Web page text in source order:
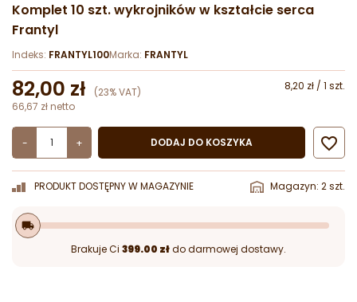
Komplet 10 szt. wykrojników w kształcie serca
Frantyl
Indeks: FRANTYL100Marka: FRANTYL
82,00 zł (23% VAT)
8,20 zł / 1 szt.
66,67 zł netto
- + DODAJ DO KOSZYKA 
PRODUKT DOSTĘPNY W MAGAZYNIE Magazyn: 2 szt.
local_shipping
Brakuje Ci 399.00 złdo darmowej dostawy.